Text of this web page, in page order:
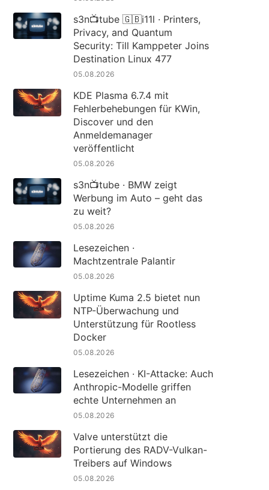
s3n📺tube 🇬🇧i11l · Printers,
Privacy, and Quantum
Security: Till Kamppeter Joins
Destination Linux 477
05.08.2026
KDE Plasma 6.7.4 mit
Fehlerbehebungen für KWin,
Discover und den
Anmeldemanager
veröffentlicht
05.08.2026
s3n📺tube · BMW zeigt
Werbung im Auto – geht das
zu weit?
05.08.2026
Lesezeichen ·
Machtzentrale Palantir
05.08.2026
Uptime Kuma 2.5 bietet nun
NTP-Überwachung und
Unterstützung für Rootless
Docker
05.08.2026
Lesezeichen · KI-Attacke: Auch
Anthropic-Modelle griffen
echte Unternehmen an
05.08.2026
Valve unterstützt die
Portierung des RADV-Vulkan-
Treibers auf Windows
05.08.2026